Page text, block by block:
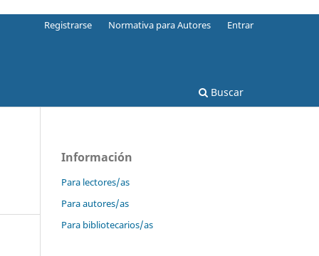
Buscar
Registrarse Normativa para Autores Entrar
Información
Para lectores/as
Para autores/as
Para bibliotecarios/as